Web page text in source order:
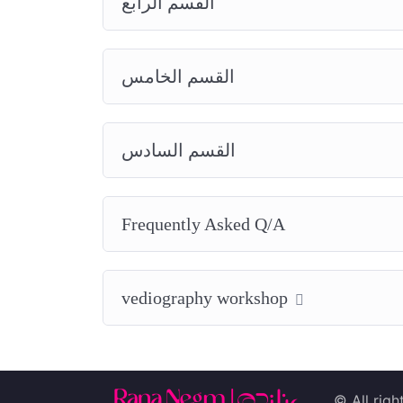
القسم الخامس
القسم السادس
Frequently Asked Q/A
vediography workshop